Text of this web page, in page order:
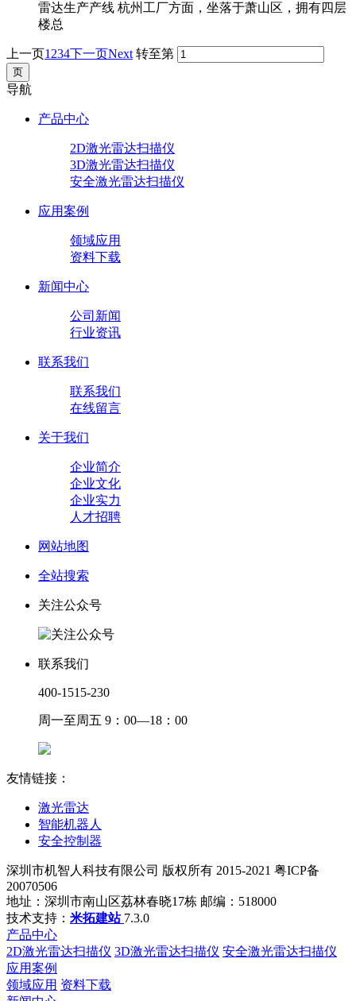
雷达生产产线 杭州工厂方面，坐落于萧山区，拥有四层
楼总
上一页1 234下一页Next 转至第
导航
产品中心
2D激光雷达扫描仪
3D激光雷达扫描仪
安全激光雷达扫描仪
应用案例
领域应用
资料下载
新闻中心
公司新闻
行业资讯
联系我们
联系我们
在线留言
关于我们
企业简介
企业文化
企业实力
人才招聘
网站地图
全站搜索
关注公众号
联系我们
400-1515-230
周一至周五 9：00—18：00
友情链接：
激光雷达
智能机器人
安全控制器
深圳市机智人科技有限公司 版权所有 2015-2021 粤ICP备
20070506
地址：深圳市南山区荔林春晓17栋 邮编：518000
技术支持： 米拓建站 7.3.0
产品中心
2D激光雷达扫描仪 3D激光雷达扫描仪 安全激光雷达扫描仪
应用案例
领域应用 资料下载